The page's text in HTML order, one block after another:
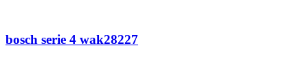
bosch serie 4 wak28227